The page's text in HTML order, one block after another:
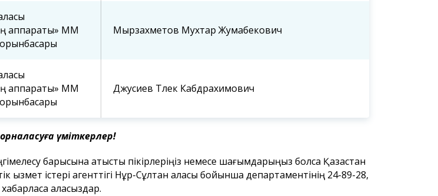
аппараты» ММ
Мырзахметов Мухтар Жумабекович
аппараты» ММ
Джусиев Тлек Кабдрахимович
үміткерлер!
барысына қатысты пікірлеріңіз немесе шағымдарыңыз болса Қазақстан
қызмет істері агенттігі Нұр-Сұлтан қаласы бойынша департаментінің 24-89-28,
аласыздар.